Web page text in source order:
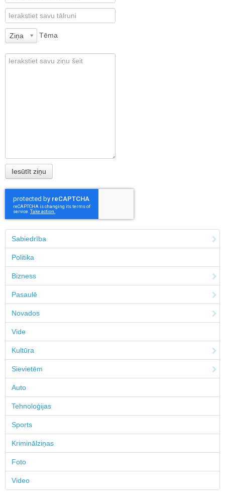
Ziņa Tēma
Sabiedrība
Politika
Bizness
Pasaulē
Novados
Vide
Kultūra
Sievietēm
Auto
Tehnoloģijas
Sports
Kriminālziņas
Foto
Video